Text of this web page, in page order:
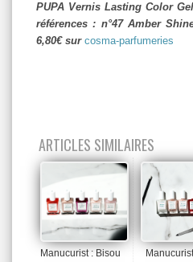
PUPA Vernis Lasting Color
références : n°47 Amber
6,80€ sur cosma-parfumeries
ARTICLES SIMILAIRES
Manucurist : Bisou